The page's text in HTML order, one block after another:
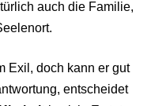
auch die Familie,
Exil, doch kann er gut
entscheidet